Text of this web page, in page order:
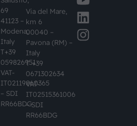
69
41123 –
Modena,
Italy
T+39
059826951
VAT-
IT02119860365
– SDI
RR66BDG
Via del Mare,
km 6
00040 –
Pavona (RM) –
Italy
T +39
0671302634
VAT-
IT02515361006
– SDI
RR66BDG